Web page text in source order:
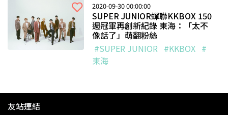
2020-09-30 00:00:00
SUPER JUNIOR蟬聯KKBOX 150
週冠軍再創新紀錄 東海：「太不
像話了」萌翻粉絲
#SUPER JUNIOR #KKBOX #
東海
友站連結